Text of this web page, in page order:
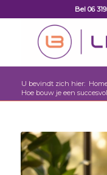
Bel 06
U bevindt zich hier:
Hoe bouw je een